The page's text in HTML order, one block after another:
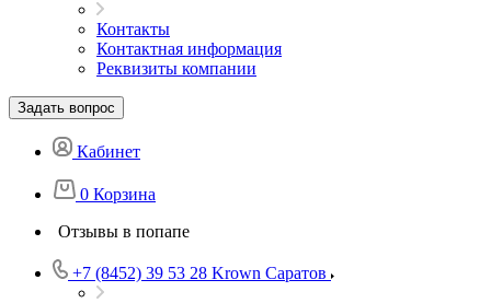
Контакты
Контактная информация
Реквизиты компании
Задать вопрос
Кабинет
0 Корзина
Отзывы в попапе
+7 (8452) 39 53 28 Krown Саратов